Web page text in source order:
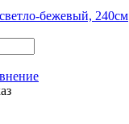
бежевый, 240см